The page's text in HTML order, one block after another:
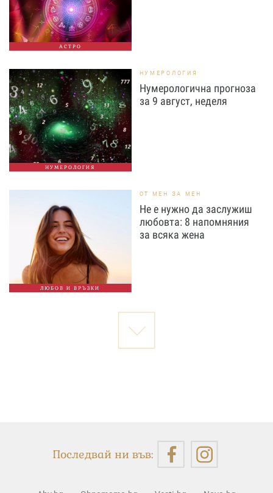
АСТРО
НУМЕРОЛОГИЯ
НУМЕРОЛОГИЯ
Нумерологична прогноза
за 9 август, неделя
ЛЮБОВ И ВРЪЗКИ
ОТ МЕН ЗА МЕН
Не е нужно да заслужиш
любовта: 8 напомняния
за всяка жена
Последвай ни във: